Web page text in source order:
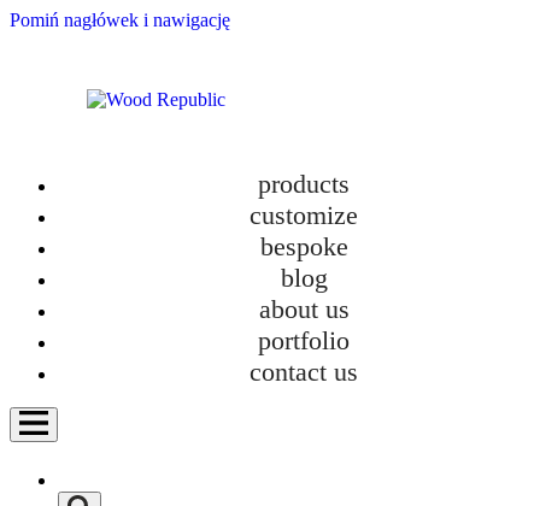
Pomiń nagłówek i nawigację
products
customize
bespoke
blog
about us
portfolio
contact us
Customized kitchens for demanding customers – part IV – classic solidity
Customized kitchens for demanding customers – part III – minimalism and
contrasts
category